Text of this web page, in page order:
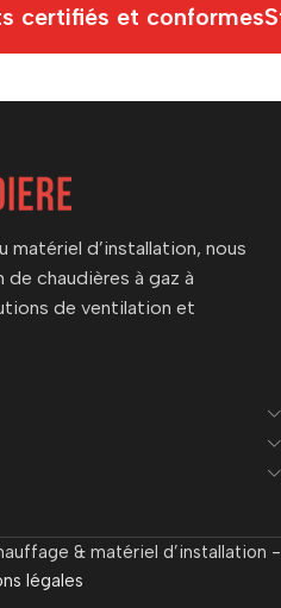
certifiés et conformes
d’installation, nous
chaudières à gaz à
de ventilation et
& matériel d’installation -
légales